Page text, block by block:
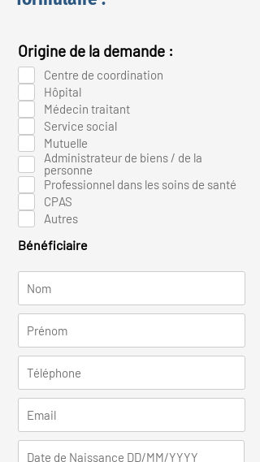
Origine de la demande :
Centre de coordination
Hôpital
Médecin traitant
Service social
Mutuelle
Administrateur de biens / de la
personne
Professionnel dans les soins de santé
CPAS
Autres
Bénéficiaire